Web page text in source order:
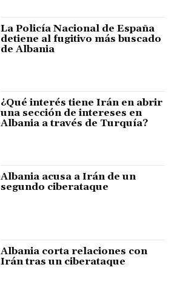
La Policía Nacional de España
detiene al fugitivo más buscado
de Albania
¿Qué interés tiene Irán en abrir
una sección de intereses en
Albania a través de Turquía?
Albania acusa a Irán de un
segundo ciberataque
Albania corta relaciones con
Irán tras un ciberataque